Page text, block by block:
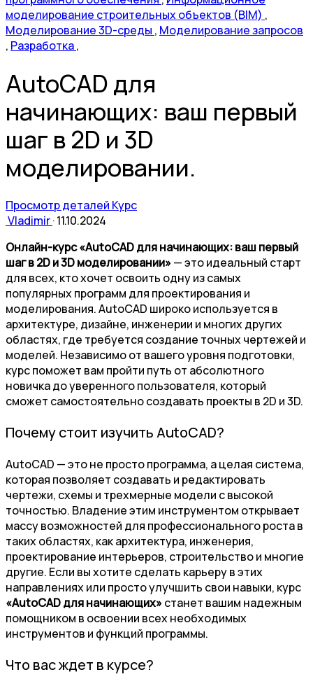
моделирование строительных объектов (BIM) ,
Моделирование 3D-среды , Моделирование запросов
, Разработка,
AutoCAD для
начинающих: ваш первый
шаг в 2D и 3D
моделировании.
Просмотр деталей Курс
Vladimir·11.10.2024
Онлайн-курс «AutoCAD для начинающих: ваш первый
шаг в 2D и 3D моделировании»— это идеальный старт
для всех, кто хочет освоить одну из самых
популярных программ для проектирования и
моделирования. AutoCAD широко используется в
архитектуре, дизайне, инженерии и многих других
областях, где требуется создание точных чертежей и
моделей. Независимо от вашего уровня подготовки,
курс поможет вам пройти путь от абсолютного
новичка до уверенного пользователя, который
сможет самостоятельно создавать проекты в 2D и 3D.
Почему стоит изучить AutoCAD?
AutoCAD — это не просто программа, а целая система,
которая позволяет создавать и редактировать
чертежи, схемы и трехмерные модели с высокой
точностью. Владение этим инструментом открывает
массу возможностей для профессионального роста в
таких областях, как архитектура, инженерия,
проектирование интерьеров, строительство и многие
другие. Если вы хотите сделать карьеру в этих
направлениях или просто улучшить свои навыки, курс
«AutoCAD для начинающих»станет вашим надежным
помощником в освоении всех необходимых
инструментов и функций программы.
Что вас ждет в курсе?